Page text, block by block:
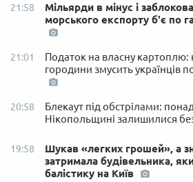
21:58
Мільярди в мінус і
морського експорту б'є по
21:01
Податок на власну
городини змусить українців
20:58
Блекаут під обстрілами:
Нікопольщині залишилися без
19:58
Шукав «легких грошей», а
затримала будівельника,
балістику на Київ